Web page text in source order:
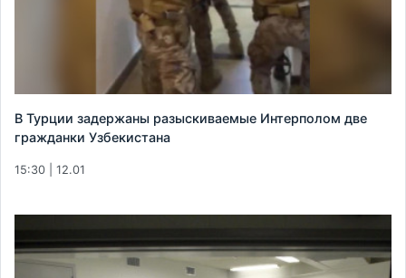
В Турции задержаны разыскиваемые Интерполом две
гражданки Узбекистана
15:30 | 12.01